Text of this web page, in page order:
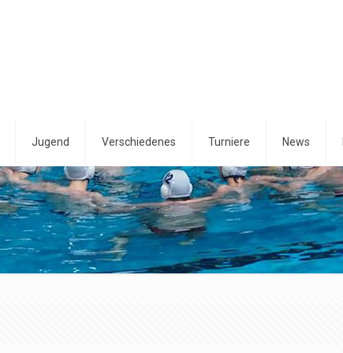
Jugend Verschiedenes Turniere News